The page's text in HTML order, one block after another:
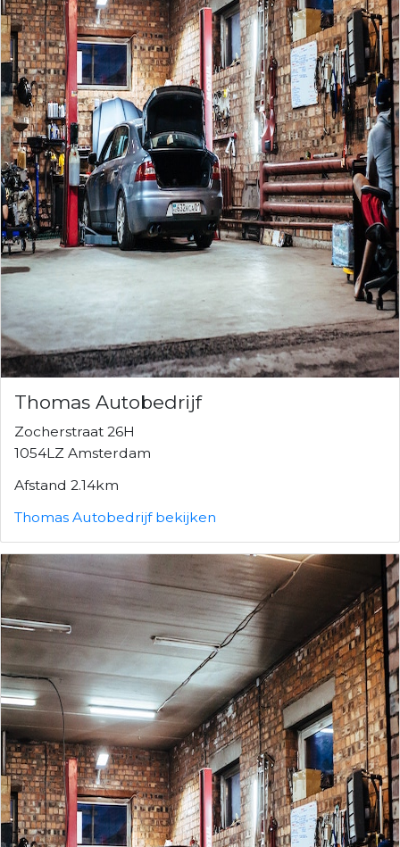
Thomas Autobedrijf
Zocherstraat 26H
1054LZ Amsterdam
Afstand 2.14km
Thomas Autobedrijf bekijken